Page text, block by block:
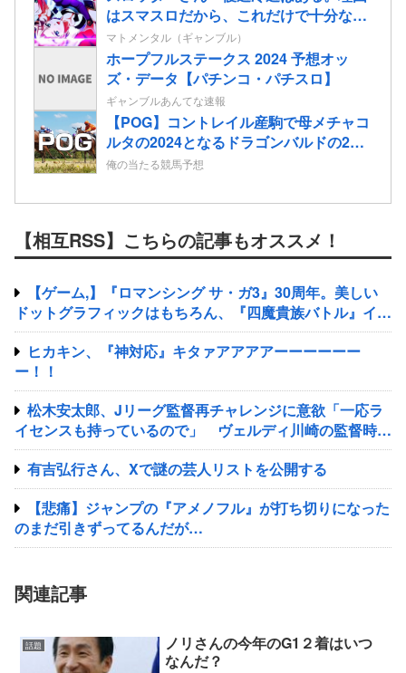
はスマスロだから、これだけで十分なん
だよね」
マトメンタル（ギャンブル）
ホープフルステークス 2024 予想オッ
ズ・データ【パチンコ・パチスロ】
ギャンブルあんてな速報
【POG】コントレイル産駒で母メチャコ
ルタの2024となるドラゴンバルドの2歳
情報
俺の当たる競馬予想
【相互RSS】こちらの記事もオススメ！
【ゲーム,】『ロマンシング サ・ガ3』30周年。美しい
ドットグラフィックはもちろん、『四魔貴族バトル』イト
ケンサウンドが心に残る
ヒカキン、『神対応』キタァアアアアーーーーーー
ー！！
松木安太郎、Jリーグ監督再チャレンジに意欲「一応ラ
イセンスも持っているので」 ヴェルディ川崎の監督時代
には2連覇を達成
有吉弘行さん、Xで謎の芸人リストを公開する
【悲痛】ジャンプの『アメノフル』が打ち切りになった
のまだ引きずってるんだが…
関連記事
話題
ノリさんの今年のG1２着はいつ
なんだ？